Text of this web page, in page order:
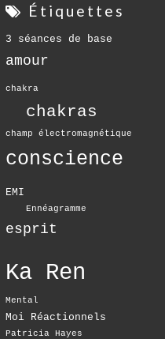
Étiquettes
3 séances de base
amour
chakra
chakras
champ électromagnétique
conscience
EMI
Ennéagramme
esprit
Ka Ren
Mental
Moi Réactionnels
Patricia Hayes